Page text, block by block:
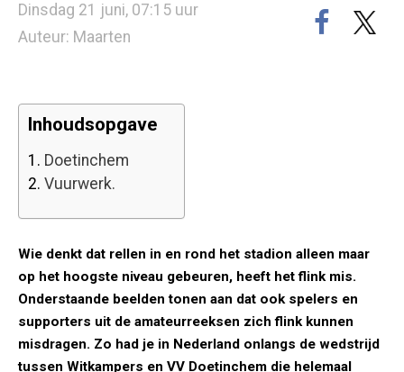
Dinsdag 21 juni, 07:15 uur
Auteur: Maarten
Inhoudsopgave
1. Doetinchem
2. Vuurwerk.
Wie denkt dat rellen in en rond het stadion alleen maar
op het hoogste niveau gebeuren, heeft het flink mis.
Onderstaande beelden tonen aan dat ook spelers en
supporters uit de amateurreeksen zich flink kunnen
misdragen. Zo had je in Nederland onlangs de wedstrijd
tussen Witkampers en VV Doetinchem die helemaal